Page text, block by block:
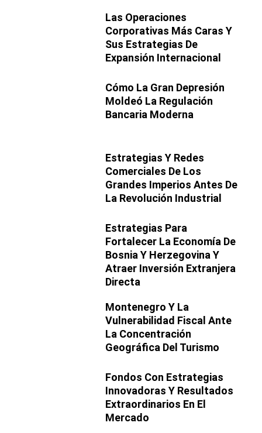
Las Operaciones
Corporativas Más Caras Y
Sus Estrategias De
Expansión Internacional
Cómo La Gran Depresión
Moldeó La Regulación
Bancaria Moderna
Estrategias Y Redes
Comerciales De Los
Grandes Imperios Antes De
La Revolución Industrial
Estrategias Para
Fortalecer La Economía De
Bosnia Y Herzegovina Y
Atraer Inversión Extranjera
Directa
Montenegro Y La
Vulnerabilidad Fiscal Ante
La Concentración
Geográfica Del Turismo
Fondos Con Estrategias
Innovadoras Y Resultados
Extraordinarios En El
Mercado